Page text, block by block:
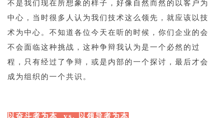
不是我们现在所想象的样子，好像自然而然的以客户为
中心，当时很多人认为我们技术这么领先，就应该以技
术为中心。不知道各位今天在听的时候，你们企业的会
不会面临这种挑战，这种争辩我认为是一个必然的过
程，只有经过了争辩，或是内部的一个探讨，最后才会
成为组织的一个共识。
以奋斗者为本 vs. 以领导者为本